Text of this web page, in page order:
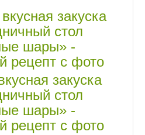
закуска
стол
шары» -
рецепт с фото